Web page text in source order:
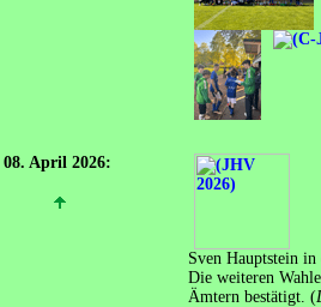
08. April 2026:
Sven Hauptstein
Die weiteren
Ämtern bestätigt. (